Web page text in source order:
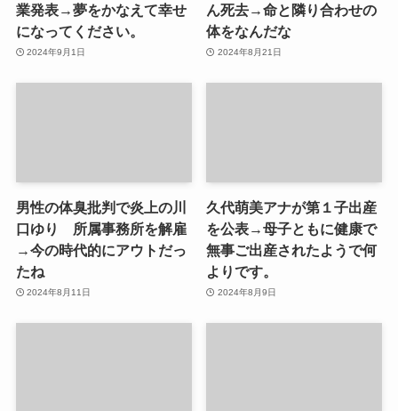
業発表→夢をかなえて幸せ
になってください。
2024年9月1日
ん死去→命と隣り合わせの
体をなんだな
2024年8月21日
男性の体臭批判で炎上の川
口ゆり 所属事務所を解雇
→今の時代的にアウトだっ
たね
2024年8月11日
久代萌美アナが第１子出産
を公表→母子ともに健康で
無事ご出産されたようで何
よりです。
2024年8月9日